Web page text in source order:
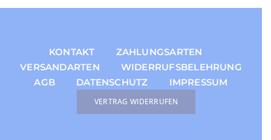
KONTAKT
ZAHLUNGSARTEN
VERSANDARTEN
WIDERRUFSBELEHRUNG
AGB
DATENSCHUTZ IMPRESSUM
VERTRAG WIDERRUFEN